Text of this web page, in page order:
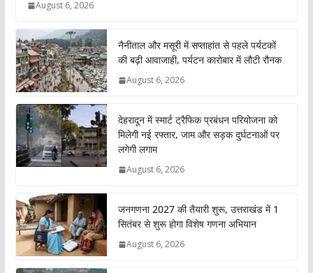
August 6, 2026
नैनीताल और मसूरी में सप्ताहांत से पहले पर्यटकों
की बढ़ी आवाजाही, पर्यटन कारोबार में लौटी रौनक
August 6, 2026
देहरादून में स्मार्ट ट्रैफिक प्रबंधन परियोजना को
मिलेगी नई रफ्तार, जाम और सड़क दुर्घटनाओं पर
लगेगी लगाम
August 6, 2026
जनगणना 2027 की तैयारी शुरू, उत्तराखंड में 1
सितंबर से शुरू होगा विशेष गणना अभियान
August 6, 2026